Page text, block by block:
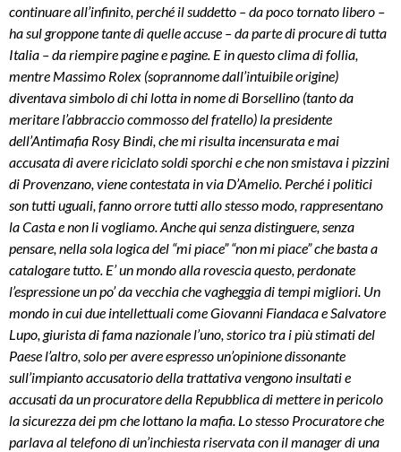
continuare all’infinito, perché il suddetto – da poco tornato libero –
ha sul groppone tante di quelle accuse – da parte di procure di tutta
Italia – da riempire pagine e pagine. E in questo clima di follia,
mentre Massimo Rolex (soprannome dall’intuibile origine)
diventava simbolo di chi lotta in nome di Borsellino (tanto da
meritare l’abbraccio commosso del fratello) la presidente
dell’Antimafia Rosy Bindi, che mi risulta incensurata e mai
accusata di avere riciclato soldi sporchi e che non smistava i pizzini
di Provenzano, viene contestata in via D’Amelio. Perché i politici
son tutti uguali, fanno orrore tutti allo stesso modo, rappresentano
la Casta e non li vogliamo. Anche qui senza distinguere, senza
pensare, nella sola logica del “mi piace” “non mi piace” che basta a
catalogare tutto. E’ un mondo alla rovescia questo, perdonate
l’espressione un po’ da vecchia che vagheggia di tempi migliori. Un
mondo in cui due intellettuali come Giovanni Fiandaca e Salvatore
Lupo, giurista di fama nazionale l’uno, storico tra i più stimati del
Paese l’altro, solo per avere espresso un’opinione dissonante
sull’impianto accusatorio della trattativa vengono insultati e
accusati da un procuratore della Repubblica di mettere in pericolo
la sicurezza dei pm che lottano la mafia. Lo stesso Procuratore che
parlava al telefono di un’inchiesta riservata con il manager di una